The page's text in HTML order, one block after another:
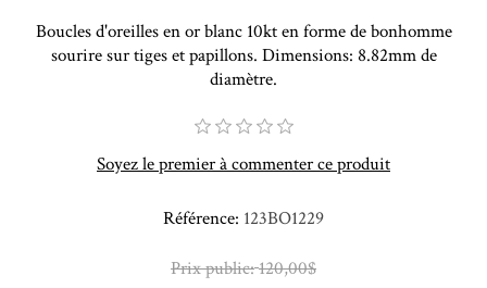
Boucles d'oreilles en or blanc 10kt en forme de bonhomme
sourire sur tiges et papillons. Dimensions: 8.82mm de
diamètre.
Soyez le premier à commenter ce produit
Référence: 123BO1229
Prix public:120,00$